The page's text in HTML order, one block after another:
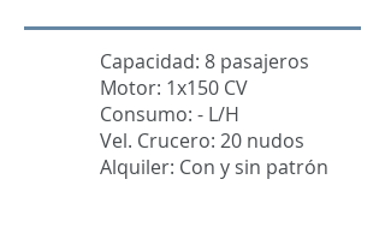
Capacidad: 8 pasajeros
Motor: 1x150 CV
Consumo: - L/H
Vel. Crucero: 20 nudos
Alquiler: Con y sin patrón